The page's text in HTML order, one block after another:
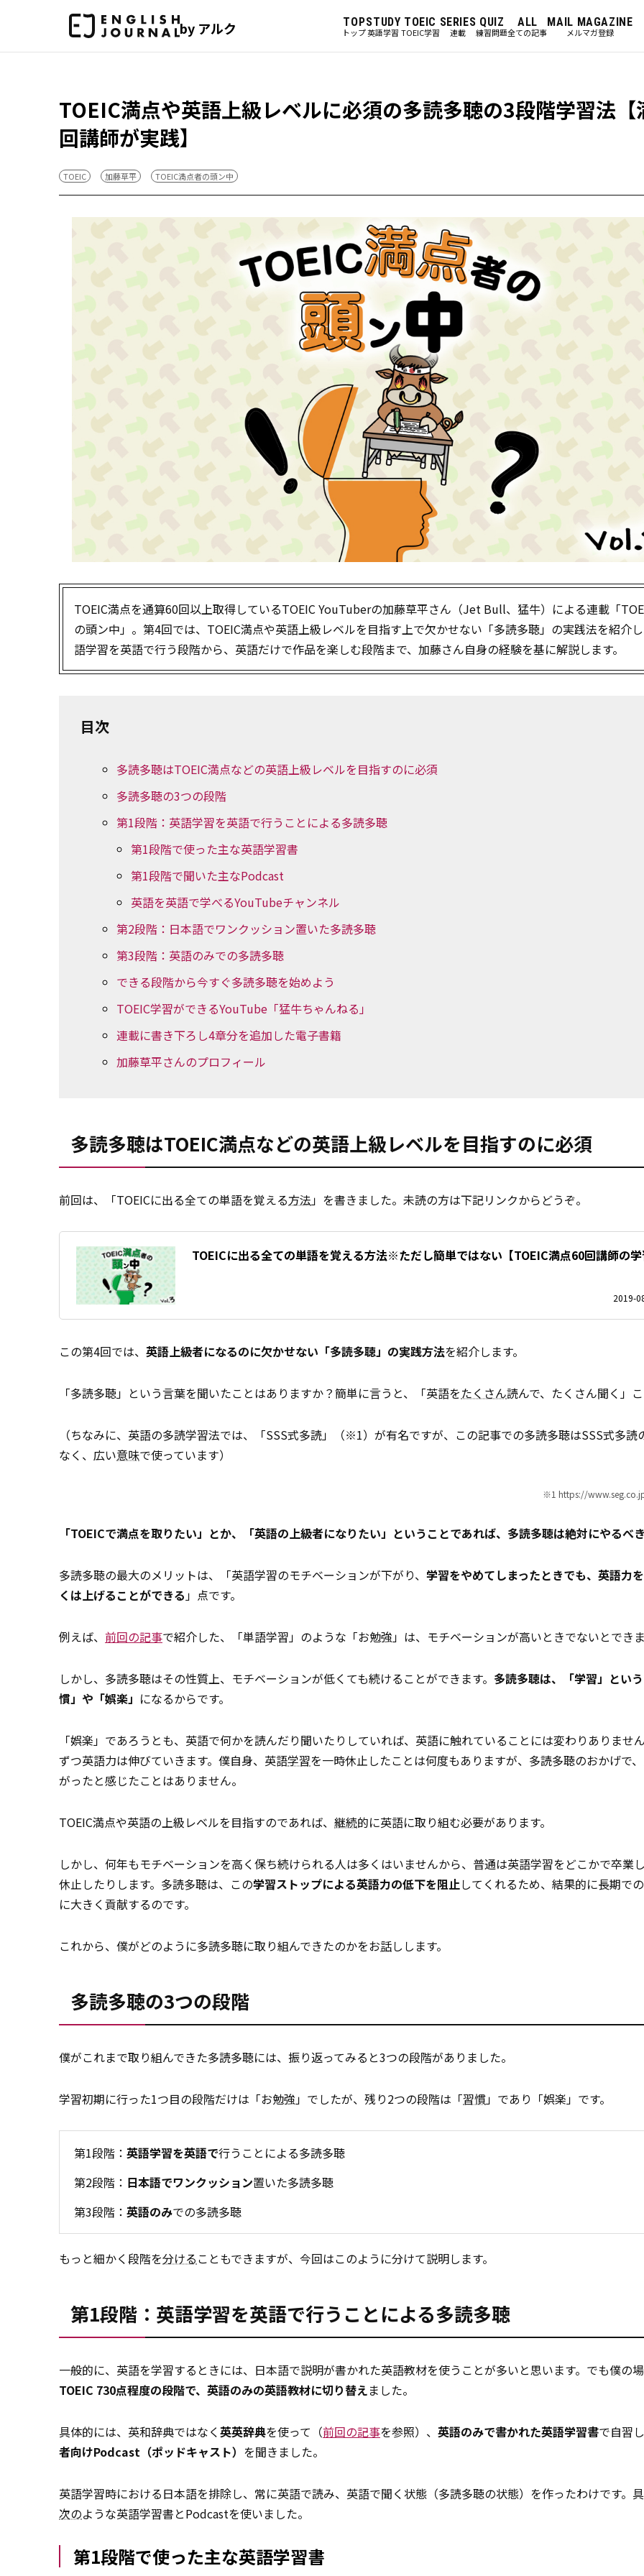
by アルク TOP
トップ
STUDY
英語学習
TOEIC
TOEIC学習
SERIES
連載
QUIZ
練習問題
ALL
全ての記事
MAIL MAGAZINE
メルマガ登録
TOEIC満点や英語上級レベルに必須の多読多聴の3段階学習法
回講師が実践】
TOEIC 加藤草平 TOEIC満点者の頭ン中
TOEIC満点を通算60回以上取得しているTOEIC YouTuberの加藤草平さん（Jet Bull、猛牛）による連載「
の頭ン中」。第4回では、TOEIC満点や英語上級レベルを目指す上で欠かせない「多読多聴」の実践法を紹介
語学習を英語で行う段階から、英語だけで作品を楽しむ段階まで、加藤さん自身の経験を基に解説します。
目次
多読多聴はTOEIC満点などの英語上級レベルを目指すのに必須
多読多聴の3つの段階
第1段階：英語学習を英語で行うことによる多読多聴
第1段階で使った主な英語学習書
第1段階で聞いた主なPodcast
英語を英語で学べるYouTubeチャンネル
第2段階：日本語でワンクッション置いた多読多聴
第3段階：英語のみでの多読多聴
できる段階から今すぐ多読多聴を始めよう
TOEIC学習ができるYouTube「猛牛ちゃんねる」
連載に書き下ろし4章分を追加した電子書籍
加藤草平さんのプロフィール
多読多聴はTOEIC満点などの英語上級レベルを目指すのに必須
前回は、「TOEICに出る全ての単語を覚える方法」を書きました。未読の方は下記リンクからどうぞ。
TOEICに出る全ての単語を覚える方法※ただし簡単ではない【TOEIC満点60回講師の
2019-
この第4回では、 英語上級者になるのに欠かせない「多読多聴」の実践方法を紹介します。
「多読多聴」という言葉を聞いたことはありますか？簡単に言うと、「英語をたくさん読んで、たくさん聞く」
（ちなみに、英語の多読学習法では、「SSS式多読」（※1）が有名ですが、この記事での多読多聴はSSS式多読
なく、広い意味で使っています）
※1 https://
「TOEICで満点を取りたい」とか、「英語の上級者になりたい」ということであれば、多読多聴は絶対にやるべ
多読多聴の最大のメリットは、「英語学習のモチベーションが下がり、 学習をやめてしまったときでも、英語力
くは上げることができる」点です。
例えば、 前回の記事で紹介した、「単語学習」のような「お勉強」は、モチベーションが高いときでないとでき
しかし、多読多聴はその性質上、モチベーションが低くても続けることができます。 多読多聴は、「学習」とい
慣」や「娯楽」 になるからです。
「娯楽」であろうとも、英語で何かを読んだり聞いたりしていれば、英語に触れていることには変わりありませ
ずつ英語力は伸びていきます。僕自身、英語学習を一時休止したことは何度もありますが、多読多聴のおかげで
がったと感じたことはありません。
TOEIC満点や英語の上級レベルを目指すのであれば、 継続的に英語に取り組む必要があります。
しかし、何年もモチベーションを高く保ち続けられる人は多くはいませんから、普通は英語学習をどこかで卒業
休止したりします。多読多聴は、この学習ストップによる英語力の低下を阻止してくれるため、結果的に長期で
に大きく貢献するのです。
これから、僕がどのように多読多聴に取り組んできたのかをお話しします。
多読多聴の3つの段階
僕がこれまで取り組んできた多読多聴には、振り返ってみると3つの段階がありました。
学習初期に行った1つ目の段階だけは「お勉強」でしたが、残り2つの段階は「習慣」であり「娯楽」です。
第1段階： 英語学習を英語で行うことによる多読多聴
第2段階： 日本語でワンクッション置いた多読多聴
第3段階： 英語のみでの多読多聴
もっと細かく段階を分けることもできますが、今回はこのように分けて説明します。
第1段階：英語学習を英語で行うことによる多読多聴
一般的に、英語を学習するときには、日本語で説明が書かれた英語教材を使うことが多いと思います。でも僕の
TOEIC 730点程度の段階で、英語のみの英語教材に切り替えました。
具体的には、英和辞典ではなく 英英辞典を使って（前回の記事を参照）、 英語のみで書かれた英語学習書で自習
者向けPodcast（ポッドキャスト） を聞きました。
英語学習時における日本語を排除し、常に英語で読み、英語で聞く状態（多読多聴の状態）を作ったわけです。
次のような英語学習書とPodcastを使いました。
第1段階で使った主な英語学習書